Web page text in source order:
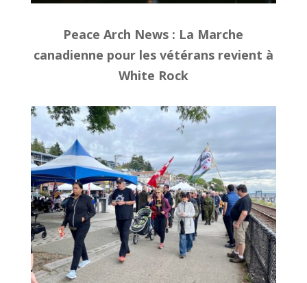
Peace Arch News : La Marche
canadienne pour les vétérans revient à
White Rock